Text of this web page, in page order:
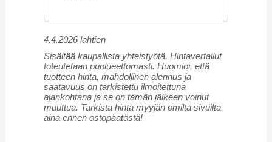
4.4.2026 lähtien
Sisältää kaupallista yhteistyötä. Hintavertailut
toteutetaan puolueettomasti. Huomioi, että
tuotteen hinta, mahdollinen alennus ja
saatavuus on tarkistettu ilmoitettuna
ajankohtana ja se on tämän jälkeen voinut
muuttua. Tarkista hinta myyjän omilta sivuilta
aina ennen ostopäätöstä!